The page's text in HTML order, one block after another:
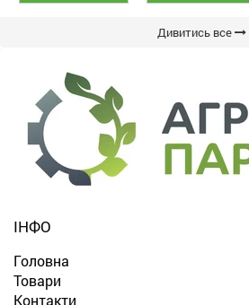
Дивитись все
ІНФО
Головна
Товари
Контакти